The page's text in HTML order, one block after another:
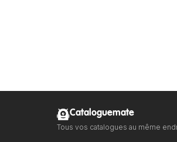
Cataloguemate
Tous vos catalogues au même